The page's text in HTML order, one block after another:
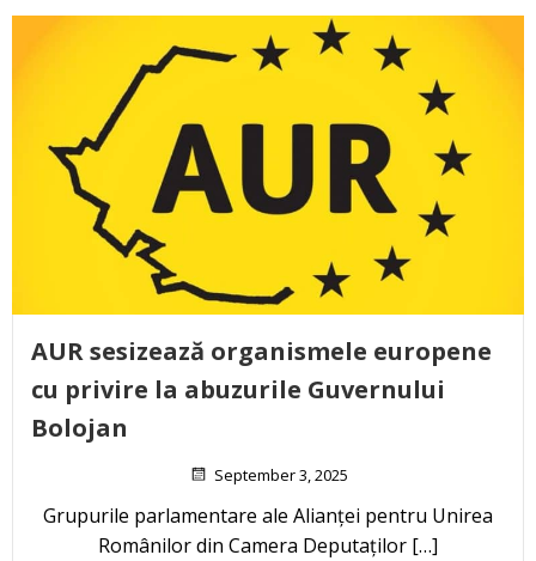
AUR sesizează organismele europene
cu privire la abuzurile Guvernului
Bolojan
September 3, 2025
Grupurile parlamentare ale Alianței pentru Unirea
Românilor din Camera Deputaților […]